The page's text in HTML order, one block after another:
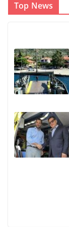
Top News